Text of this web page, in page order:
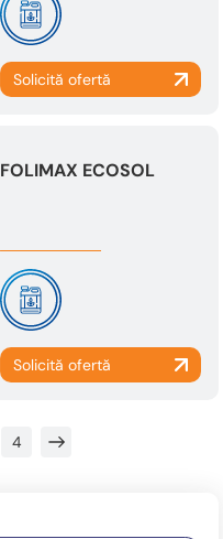
FOLIMAX ECOSOL
4